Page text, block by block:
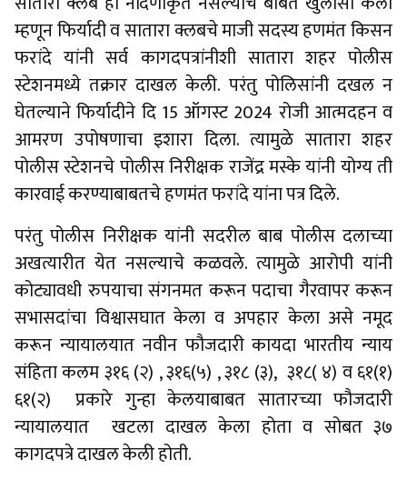
म्हणून फिर्यादी व सातारा क्लबचे माजी सदस्य हणमंत किसन
फरांदे यांनी सर्व कागदपत्रांनीशी सातारा शहर पोलीस
स्टेशनमध्ये तक्रार दाखल केली. परंतु पोलिसांनी दखल न
घेतल्याने फिर्यादीने दि 15 ऑगस्ट 2024 रोजी आत्मदहन व
आमरण उपोषणाचा इशारा दिला. त्यामुळे सातारा शहर
पोलीस स्टेशनचे पोलीस निरीक्षक राजेंद्र मस्के यांनी योग्य ती
कारवाई करण्याबाबतचे हणमंत फरांदे यांना पत्र दिले.
परंतु पोलीस निरीक्षक यांनी सदरील बाब पोलीस दलाच्या
अखत्यारीत येत नसल्याचे कळवले. त्यामुळे आरोपी यांनी
कोट्यावधी रुपयाचा संगनमत करून पदाचा गैरवापर करून
सभासदांचा विश्वासघात केला व अपहार केला असे नमूद
करून न्यायालयात नवीन फौजदारी कायदा भारतीय न्याय
संहिता कलम ३१६ (२) , ३१६(५) , ३१८ (३), ३१८( ४) व ६१(१)
६१(२) प्रकारे गुन्हा केलयाबाबत सातारच्या फौजदारी
न्यायालयात खटला दाखल केला होता व सोबत ३७
कागदपत्रे दाखल केली होती.